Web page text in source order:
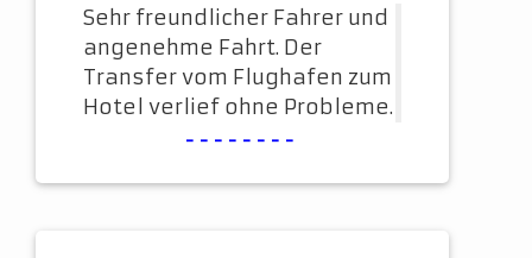
Sehr freundlicher Fahrer und
angenehme Fahrt. Der
Transfer vom Flughafen zum
Hotel verlief ohne Probleme.
--------